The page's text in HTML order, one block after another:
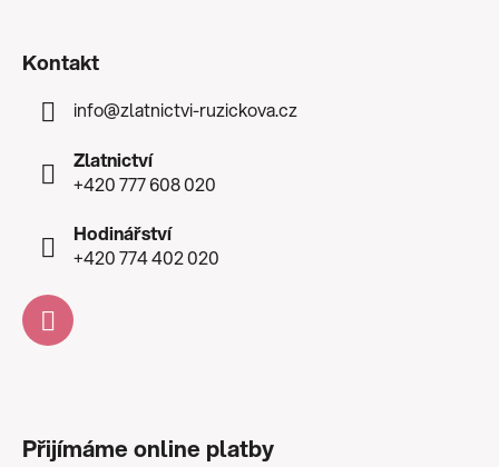
Kontakt
info@zlatnictvi-ruzickova.cz
Zlatnictví
+420 777 608 020
Hodinářství
+420 774 402 020
Přijímáme online platby